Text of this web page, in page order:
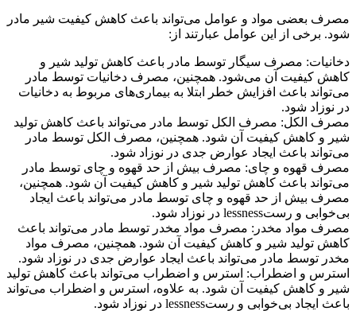
مصرف بعضی مواد و عوامل می‌تواند باعث کاهش کیفیت شیر مادر
شود. برخی از این عوامل عبارتند از:
دخانیات: مصرف سیگار توسط مادر باعث کاهش تولید شیر و
کاهش کیفیت آن می‌شود. همچنین، مصرف دخانیات توسط مادر
می‌تواند باعث افزایش خطر ابتلا به بیماری‌های مربوط به دخانیات
در نوزاد شود.
مصرف الکل: مصرف الکل توسط مادر می‌تواند باعث کاهش تولید
شیر و کاهش کیفیت آن شود. همچنین، مصرف الکل توسط مادر
می‌تواند باعث ایجاد عوارض جدی در نوزاد شود.
مصرف قهوه و چای: مصرف بیش از حد قهوه و چای توسط مادر
می‌تواند باعث کاهش تولید شیر و کاهش کیفیت آن شود. همچنین،
مصرف بیش از حد قهوه و چای توسط مادر می‌تواند باعث ایجاد
بی‌خوابی و رستlessness در نوزاد شود.
مصرف مواد مخدر: مصرف مواد مخدر توسط مادر می‌تواند باعث
کاهش تولید شیر و کاهش کیفیت آن شود. همچنین، مصرف مواد
مخدر توسط مادر می‌تواند باعث ایجاد عوارض جدی در نوزاد شود.
استرس و اضطراب: استرس و اضطراب می‌تواند باعث کاهش تولید
شیر و کاهش کیفیت آن شود. به علاوه، استرس و اضطراب می‌تواند
باعث ایجاد بی‌خوابی و رستlessness در نوزاد شود.